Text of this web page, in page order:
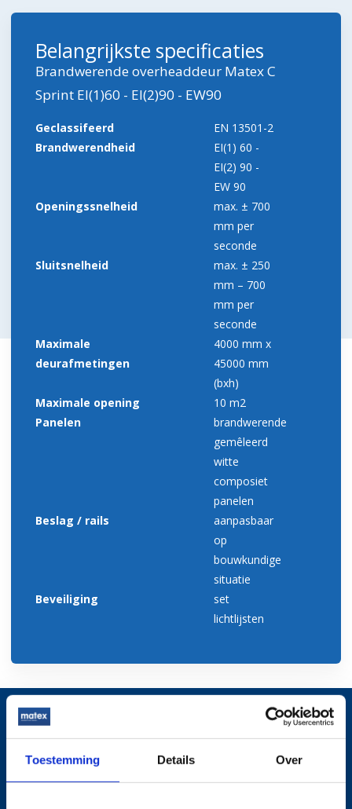
Toestemming Details Over
Belangrijkste specificaties
Brandwerende overheaddeur Matex C
Sprint EI(1)60 - EI(2)90 - EW90
Geclassifeerd
EN 13501-2
Brandwerendheid
EI(1) 60 -
EI(2) 90 -
EW 90
Openingssnelheid
max. ± 700
mm per
seconde
Sluitsnelheid
max. ± 250
mm – 700
mm per
seconde
Maximale
deurafmetingen
4000 mm x
45000 mm
(bxh)
Maximale opening
10 m2
Panelen
brandwerende
gemêleerd
witte
composiet
panelen
Beslag / rails
aanpasbaar
op
bouwkundige
situatie
Beveiliging
set
lichtlijsten
Bekijk hieronder alle
kenmerken van de Matex C